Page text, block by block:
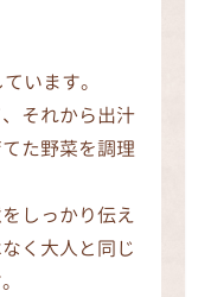
います。
それから出汁
た野菜を調理
しっかり伝え
く大人と同じ